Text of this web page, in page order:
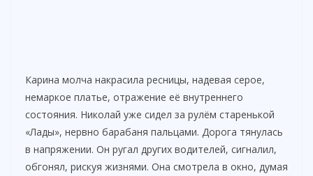
Карина молча накрасила ресницы, надевая серое,
немаркое платье, отражение её внутреннего
состояния. Николай уже сидел за рулём старенькой
«Лады», нервно барабаня пальцами. Дорога тянулась
в напряжении. Он ругал других водителей, сигналил,
обгонял, рискуя жизнями. Она смотрела в окно, думая